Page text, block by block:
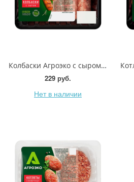
Колбаски Агроэко с сыром 400г
229 руб.
Нет в наличии